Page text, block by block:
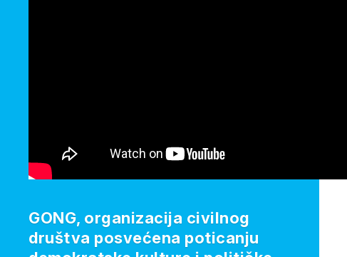
GONG, organizacija civilnog
društva posvećena poticanju